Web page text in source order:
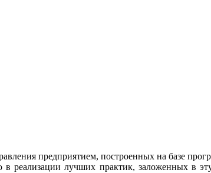
предприятием, построенных на базе
реализации лучших практик, заложенных в